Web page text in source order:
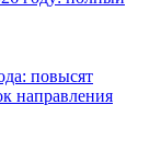
повысят
направления